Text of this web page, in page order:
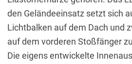
den Geländeeinsatz setzt sich
Lichtbalken auf dem Dach und
auf dem vorderen Stoßfänger
Die eigens entwickelte